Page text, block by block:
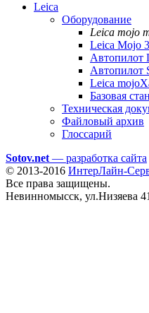
Leica
Оборудование
Leica mojo
Leica Mojo
Автопилот
Автопилот
Leica
Базовая
Техническая
Файловый архив
Глоссарий
Sotov.net — разработка сайта
© 2013-2016 ИнтерЛайн-
Все права защищены.
Невинномысск, ул.Низяева